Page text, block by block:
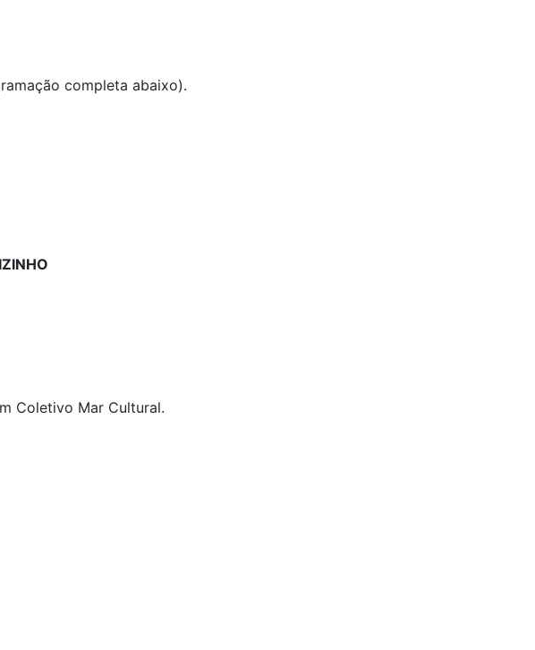
completa abaixo).
Coletivo Mar Cultural.